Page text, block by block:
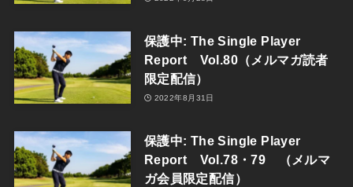
保護中: The Single Player
Report Vol.80（メルマガ読者
限定配信）
2022年8月31日
保護中: The Single Player
Report Vol.78・79 （メルマ
ガ会員限定配信）